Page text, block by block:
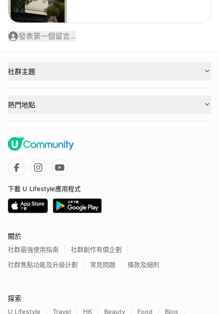
發表第一個留言...
社群主題
熱門地點
下載 U Lifestyle應用程式
關於
社群最強使用指南
社群創作有價企劃
社群焦點功能及升級計劃
常見問題 條款及細則
探索
U Lifestyle Travel HK Beauty Food Blog